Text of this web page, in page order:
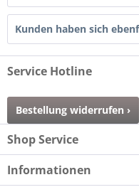
Kunden haben sich
Service Hotline
Bestellung widerrufen ›
Shop Service
Informationen